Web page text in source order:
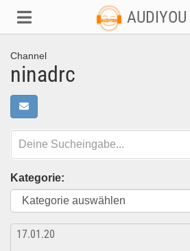
AUDIYOU
Channel
ninadrc
Kategorie:
17.01.20